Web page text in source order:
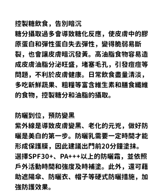
控製糖飲食，告別暗沉
糖分攝取過多會導致糖化反應，使皮膚中的膠
原蛋白和彈性蛋白失去彈性，變得脆弱易斷
裂，也會讓皮膚暗沉發黃。高油脂食物容易造
成皮膚油脂分泌旺盛，堵塞毛孔，引發痘痘等
問題，不利於皮膚健康。日常飲食盡量清淡，
多吃新鮮蔬果、粗糧等富含維生素和膳食纖維
的食物，控製糖分和油脂的攝取。
防曬到位，預防變黑
紫外線是導致皮膚變黑、老化的元兇，做好防
曬是美白的第一步。防曬乳需要一定時間才能
形成保護膜，因此建議出門前20分鐘塗抹。
選擇SPF30+、PA+++以上的防曬霜，並依照
戶外活動時間和強度及時補塗。此外，還可藉
助遮陽傘、防曬衣、帽子等硬式防曬措施，加
強防護效果。